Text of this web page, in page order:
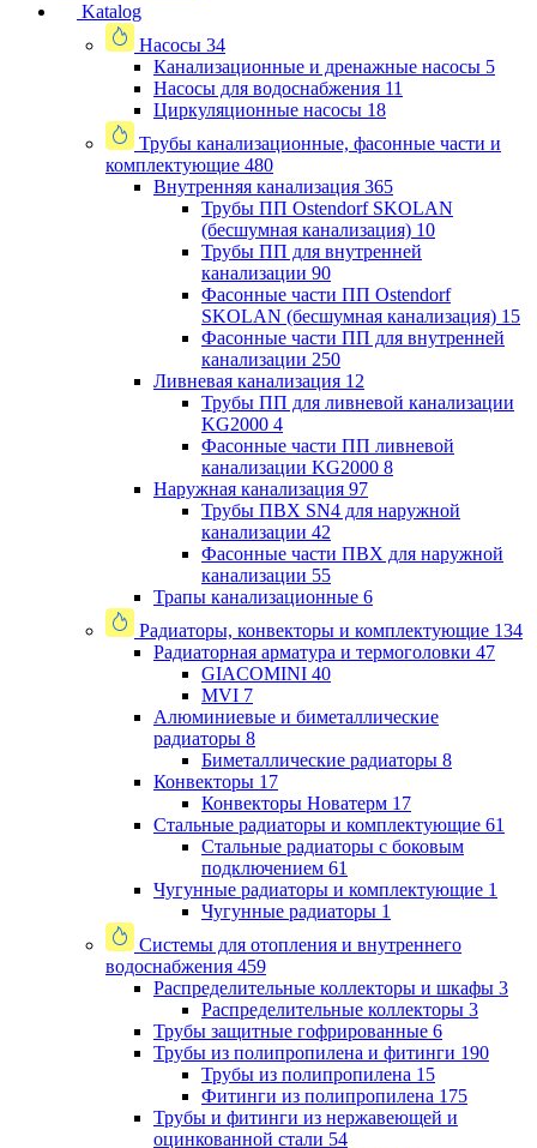
Katalog
Насосы 34
Канализационные и дренажные насосы 5
Насосы для водоснабжения 11
Циркуляционные насосы 18
Трубы канализационные, фасонные части и
комплектующие 480
Внутренняя канализация 365
Трубы ПП Ostendorf SKOLAN
(бесшумная канализация) 10
Трубы ПП для внутренней
канализации 90
Фасонные части ПП Ostendorf
SKOLAN (бесшумная канализация) 15
Фасонные части ПП для внутренней
канализации 250
Ливневая канализация 12
Трубы ПП для ливневой канализации
KG2000 4
Фасонные части ПП ливневой
канализации KG2000 8
Наружная канализация 97
Трубы ПВХ SN4 для наружной
канализации 42
Фасонные части ПВХ для наружной
канализации 55
Трапы канализационные 6
Радиаторы, конвекторы и комплектующие 134
Радиаторная арматура и термоголовки 47
GIACOMINI 40
MVI 7
Алюминиевые и биметаллические
радиаторы 8
Биметаллические радиаторы 8
Конвекторы 17
Конвекторы Новатерм 17
Стальные радиаторы и комплектующие 61
Стальные радиаторы с боковым
подключением 61
Чугунные радиаторы и комплектующие 1
Чугунные радиаторы 1
Системы для отопления и внутреннего
водоснабжения 459
Распределительные коллекторы и шкафы 3
Распределительные коллекторы 3
Трубы защитные гофрированные 6
Трубы из полипропилена и фитинги 190
Трубы из полипропилена 15
Фитинги из полипропилена 175
Трубы и фитинги из нержавеющей и
оцинкованной стали 54